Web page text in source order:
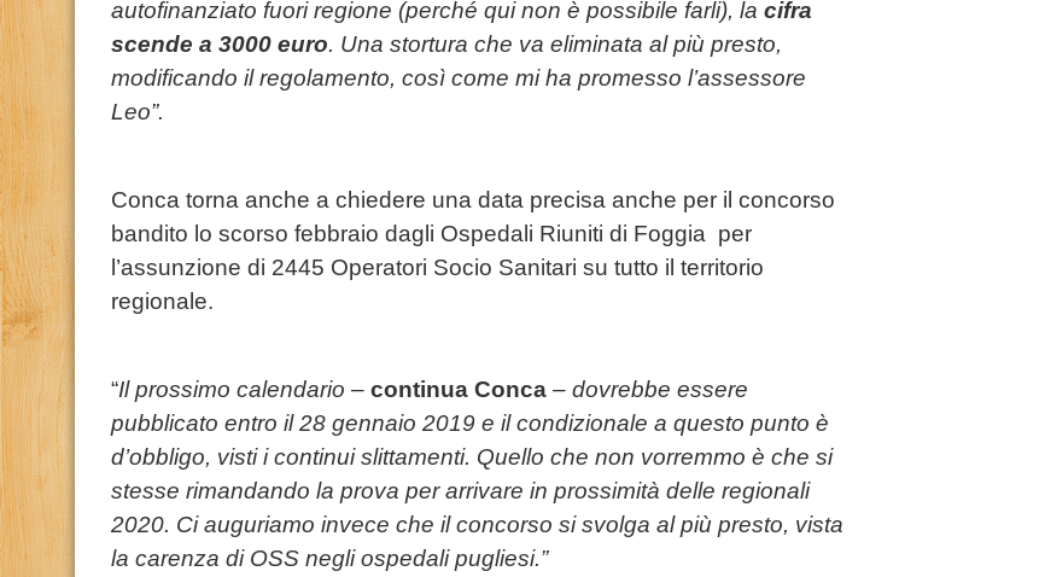
autofinanziato fuori regione (perché qui non è possibile farli), la cifra
scende a 3000 euro. Una stortura che va eliminata al più presto,
modificando il regolamento, così come mi ha promesso l’assessore
Leo”.
Conca torna anche a chiedere una data precisa anche per il concorso
bandito lo scorso febbraio dagli Ospedali Riuniti di Foggia per
l’assunzione di 2445 Operatori Socio Sanitari su tutto il territorio
regionale.
“Il prossimo calendario – continua Conca – dovrebbe essere
pubblicato entro il 28 gennaio 2019 e il condizionale a questo punto è
d’obbligo, visti i continui slittamenti. Quello che non vorremmo è che si
stesse rimandando la prova per arrivare in prossimità delle regionali
2020. Ci auguriamo invece che il concorso si svolga al più presto, vista
la carenza di OSS negli ospedali pugliesi.”